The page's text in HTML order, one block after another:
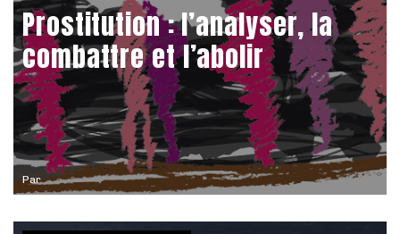
Par
Prostitution : l’analyser, la
combattre et l’abolir